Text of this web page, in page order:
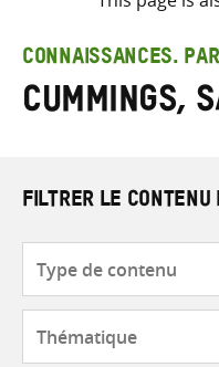
CONNAISSANCES.
Cummings,
FILTRER LE CONTENU